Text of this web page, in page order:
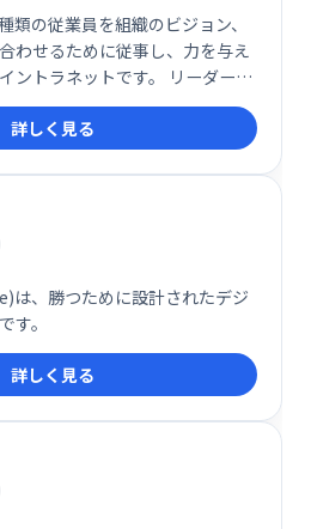
の従業員を組織のビジョン、
わせるために従事し、力を与え
ントラネットです。 リーダーは
インフルエンサーを特定し、企
に適切な行動を取ることができ
詳しく見る
は、勝つために設計されたデジ
す。
詳しく見る